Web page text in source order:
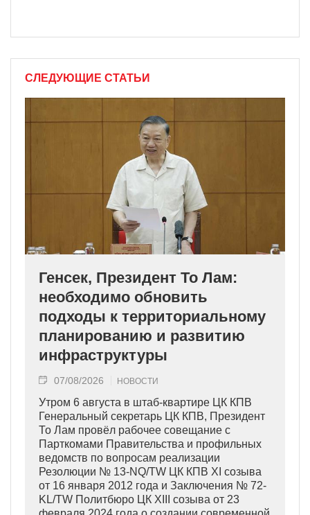
СЛЕДУЮЩИЕ СТАТЬИ
Генсек, Президент То Лам:
необходимо обновить
подходы к территориальному
планированию и развитию
инфраструктуры
07/08/2026 НОВОСТИ
Утром 6 августа в штаб-квартире ЦК КПВ
Генеральный секретарь ЦК КПВ, Президент
То Лам провёл рабочее совещание с
Парткомами Правительства и профильных
ведомств по вопросам реализации
Резолюции № 13-NQ/TW ЦК КПВ XI созыва
от 16 января 2012 года и Заключения № 72-
KL/TW Политбюро ЦК XIII созыва от 23